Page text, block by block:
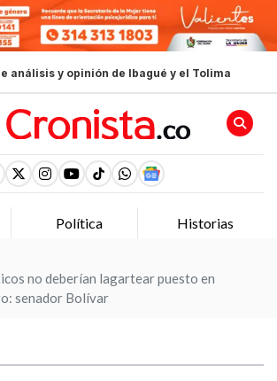
análisis y opinión de Ibagué y el Tolima
Política Historias
no deberían lagartear puesto en
senador Bolívar